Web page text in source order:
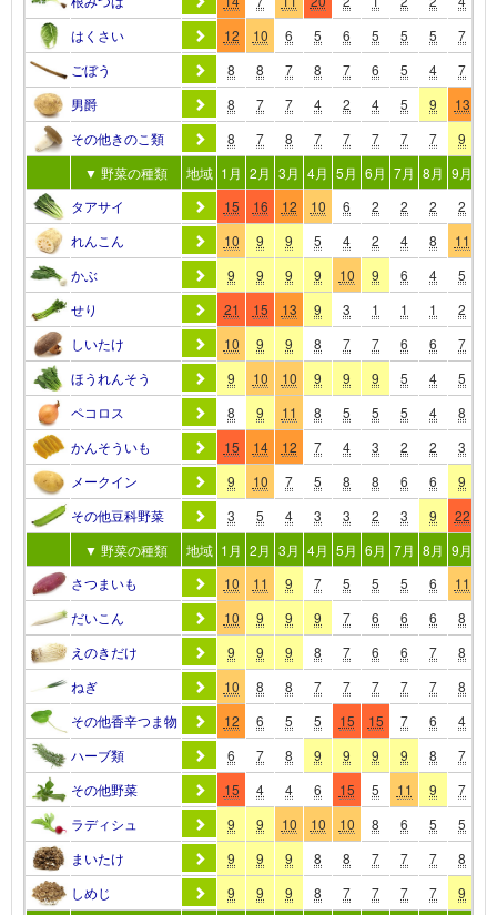
はくさい
12 10 6 5 6 5 5 5 7
ごぼう
8 8 7 8 7 6 5 4 7
男爵
8 7 7 4 2 4 5 9 13
その他きのこ類
8 7 8 7 7 7 7 7 9
▼ 野菜の種類
地域 1月 2月 3月 4月 5月 6月 7月 8月 9月
タアサイ
15 16 12 10 6 2 2 2 2
れんこん
10 9 9 5 4 2 4 8 11
かぶ
9 9 9 9 10 9 6 4 5
せり
21 15 13 9 3 1 1 1 2
しいたけ
10 9 9 8 7 7 6 6 7
ほうれんそう
9 10 10 9 9 9 5 4 5
ペコロス
8 9 11 8 5 5 5 4 8
かんそういも
15 14 12 7 4 3 2 2 3
メークイン
9 10 7 5 8 8 6 6 9
その他豆科野菜
3 5 4 3 3 2 3 9 22
▼ 野菜の種類
地域 1月 2月 3月 4月 5月 6月 7月 8月 9月
さつまいも
10 11 9 7 5 5 5 6 11
だいこん
10 9 9 9 7 6 6 6 8
えのきだけ
9 9 9 8 7 6 6 7 8
ねぎ
10 8 8 7 7 7 7 7 8
その他香辛つま物
12 6 5 5 15 15 7 6 4
ハーブ類
6 7 8 9 9 9 9 8 7
その他野菜
15 4 4 6 15 5 11 9 7
ラディシュ
9 9 10 10 10 8 6 5 5
まいたけ
9 9 9 8 8 7 7 7 8
しめじ
9 9 9 8 7 7 7 7 9